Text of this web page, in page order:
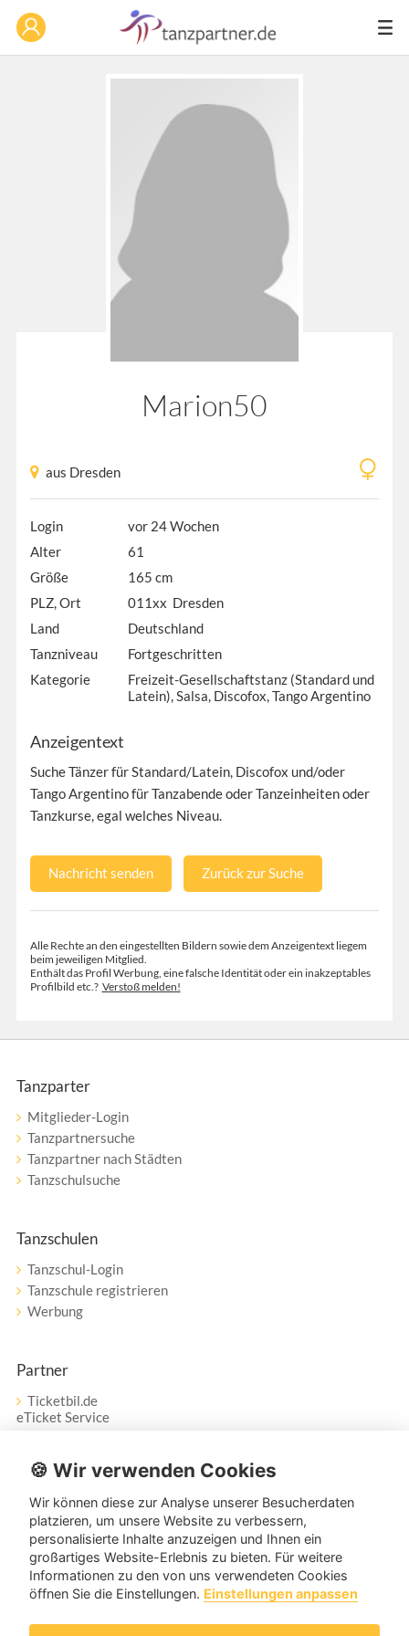
Marion50
aus Dresden
Login
vor 24 Wochen
Alter
61
Größe
165 cm
PLZ, Ort
011xx Dresden
Land
Deutschland
Tanzniveau
Fortgeschritten
Kategorie
Freizeit-Gesellschaftstanz (Standard und
Latein), Salsa, Discofox, Tango Argentino
Anzeigentext
Suche Tänzer für Standard/Latein, Discofox und/oder
Tango Argentino für Tanzabende oder Tanzeinheiten oder
Tanzkurse, egal welches Niveau.
Nachricht senden Zurück zur Suche
Alle Rechte an den eingestellten Bildern sowie dem Anzeigentext liegem
beim jeweiligen Mitglied.
Enthält das Profil Werbung, eine falsche Identität oder ein inakzeptables
Profilbild etc.? Verstoß melden!
Tanzparter
Mitglieder-Login
Tanzpartnersuche
Tanzpartner nach Städten
Tanzschulsuche
Tanzschulen
Tanzschul-Login
Tanzschule registrieren
Werbung
Partner
Ticketbil.de
eTicket Service
Vertrag widerrufen
Service
Unser Tanzpartner-Service hilft Ihnen bei Fragen und
Anregungen gerne weiter!
🍪 Wir verwenden Cookies
Wir können diese zur Analyse unserer Besucherdaten
platzieren, um unsere Website zu verbessern,
personalisierte Inhalte anzuzeigen und Ihnen ein
großartiges Website-Erlebnis zu bieten. Für weitere
Informationen zu den von uns verwendeten Cookies
öffnen Sie die Einstellungen. Einstellungen anpassen